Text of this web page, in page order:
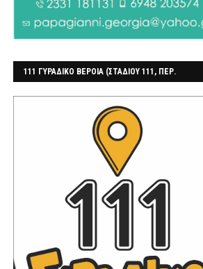
111 ΓΥΡΑΔΙΚΟ ΒΕΡΟΙΑ (ΣΤΑΔΙΟΥ 111, ΠΕΡ.